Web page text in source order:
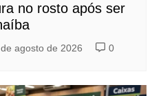
no rosto após ser
agosto de 2026 0